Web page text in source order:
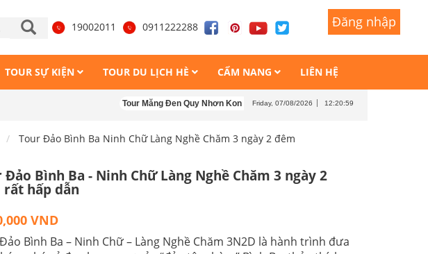
Đăng nhập
19002011 0911222288 Đăng nhập
TOUR SỰ KIỆN TOUR DU LỊCH HÈ CẨM NANG LIÊN HỆ
Tour Măng Đen Quy Nhơn Kon Tum 4 ngày 4 đêm Tour Măng Đen - Kon Tum - Buôn
Friday, 07/08/2026 12:21:01
Tour Đảo Bình Ba Ninh Chữ Làng Nghề Chăm 3 ngày 2 đêm
Đảo Bình Ba - Ninh Chữ Làng Nghề Chăm 3 ngày 2
rất hấp dẫn
VND
Bình Ba – Ninh Chữ – Làng Nghề Chăm 3N2D là hành trình đưa